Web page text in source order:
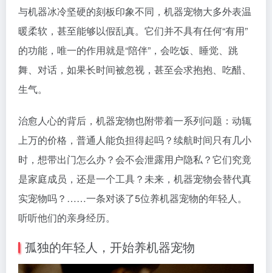
与机器冰冷坚硬的刻板印象不同，机器宠物大多外表温
暖柔软，甚至能够以假乱真。它们并不具有任何“有用”
的功能，唯一的作用就是“陪伴”，会吃饭、睡觉、跳
舞、对话，如果长时间被忽视，甚至会求抱抱、吃醋、
生气。
治愈人心的背后，机器宠物也附带着一系列问题：动辄
上万的价格，普通人能负担得起吗？续航时间只有几小
时，想带出门怎么办？会不会泄露用户隐私？它们究竟
是家庭成员，还是一个工具？未来，机器宠物会替代真
实宠物吗？……一条对谈了5位养机器宠物的年轻人。
听听他们的亲身经历。
孤独的年轻人，开始养机器宠物